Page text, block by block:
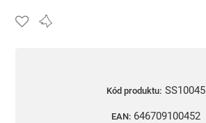
Kód produktu: SS10045
EAN: 646709100452